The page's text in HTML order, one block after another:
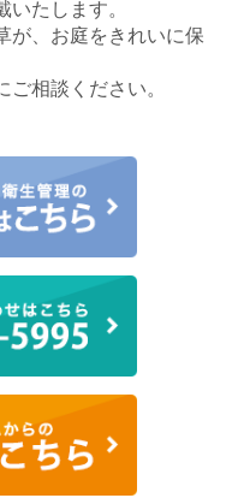
たします。
が、お庭をきれいに保
相談ください。